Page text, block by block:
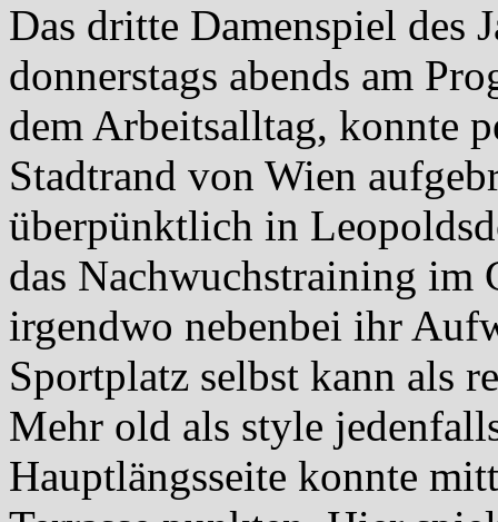
Das dritte Damenspiel des
donnerstags abends am
dem Arbeitsalltag, konnte
Stadtrand von Wien
überpünktlich in
das Nachwuchstraining im
irgendwo nebenbei ihr
Sportplatz selbst kann als
Mehr old als style
Hauptlängsseite konnte